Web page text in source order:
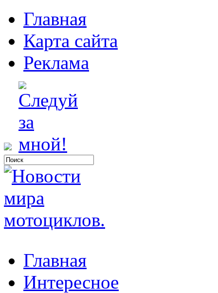
Главная
Карта сайта
Реклама
Главная
Интересное